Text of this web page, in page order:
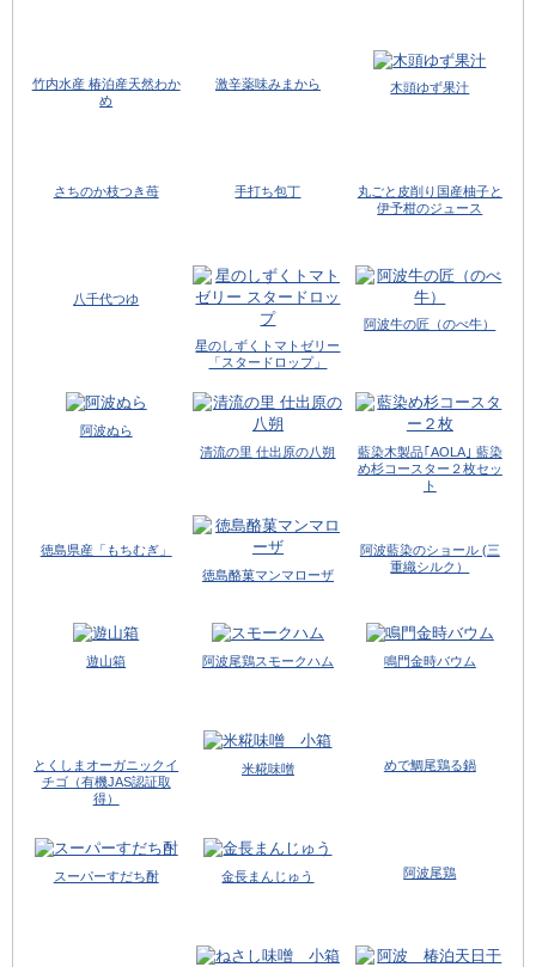
竹内水産 椿泊産天然わか
め
激辛薬味みまから 木頭ゆず果汁
さちのか枝つき苺 手打ち包丁
丸ごと皮削り国産柚子と
伊予柑のジュース
八千代つゆ
星のしずくトマトゼリー
「スタードロップ」
阿波牛の匠（のべ牛）
阿波ぬら
清流の里 仕出原の八朔
藍染木製品｢AOLA｣ 藍染
め杉コースター２枚セッ
ト
徳島県産「もちむぎ」
徳島酪菓マンマローザ
阿波藍染のショール (三
重織シルク）
遊山箱 阿波尾鶏スモークハム 鳴門金時バウム
とくしまオーガニックイ
チゴ（有機JAS認証取
得）
米糀味噌 めで鯛尾鶏る鍋
スーパーすだち酎 金長まんじゅう 阿波尾鶏